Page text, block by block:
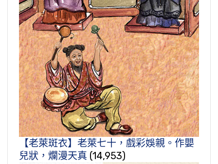
【老萊斑衣】老萊七十，戲彩娛親。作嬰
兒狀，爛漫天真 (14,953)